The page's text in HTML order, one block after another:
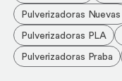
Pulverizadoras Nuevas
Pulverizadoras PLA
Pulverizadoras Praba